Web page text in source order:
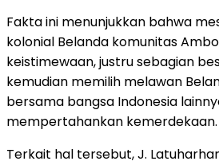
Fakta ini menunjukkan bahwa
kolonial Belanda komunitas
keistimewaan, justru sebagian
kemudian memilih melawan
bersama bangsa Indonesia
mempertahankan kemerdekaan.
Terkait hal tersebut, J.